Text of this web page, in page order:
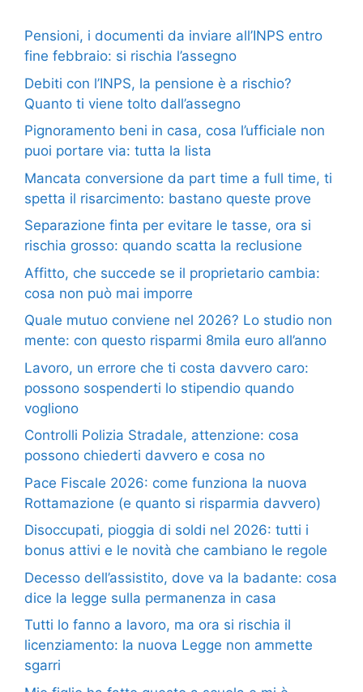
Pensioni, i documenti da inviare all’INPS entro
fine febbraio: si rischia l’assegno
Debiti con l’INPS, la pensione è a rischio?
Quanto ti viene tolto dall’assegno
Pignoramento beni in casa, cosa l’ufficiale non
puoi portare via: tutta la lista
Mancata conversione da part time a full time, ti
spetta il risarcimento: bastano queste prove
Separazione finta per evitare le tasse, ora si
rischia grosso: quando scatta la reclusione
Affitto, che succede se il proprietario cambia:
cosa non può mai imporre
Quale mutuo conviene nel 2026? Lo studio non
mente: con questo risparmi 8mila euro all’anno
Lavoro, un errore che ti costa davvero caro:
possono sospenderti lo stipendio quando
vogliono
Controlli Polizia Stradale, attenzione: cosa
possono chiederti davvero e cosa no
Pace Fiscale 2026: come funziona la nuova
Rottamazione (e quanto si risparmia davvero)
Disoccupati, pioggia di soldi nel 2026: tutti i
bonus attivi e le novità che cambiano le regole
Decesso dell’assistito, dove va la badante: cosa
dice la legge sulla permanenza in casa
Tutti lo fanno a lavoro, ma ora si rischia il
licenziamento: la nuova Legge non ammette
sgarri